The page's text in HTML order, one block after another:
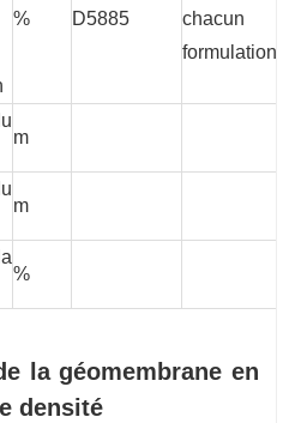
% D5885
chacun
formulation
m
m
%
la géomembrane en
densité